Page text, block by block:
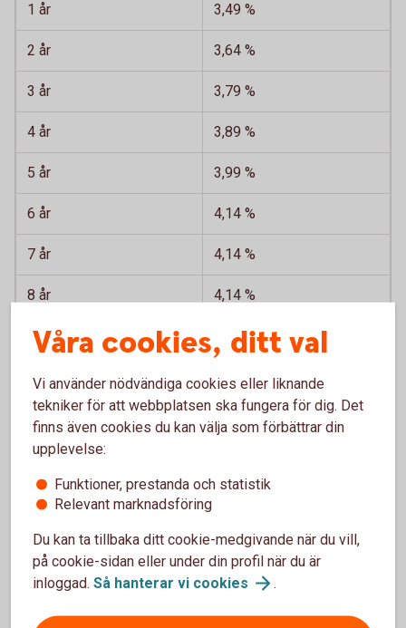
1 år 3,49 %
2 år 3,64 %
3 år 3,79 %
4 år 3,89 %
5 år 3,99 %
6 år 4,14 %
7 år 4,14 %
8 år 4,14 %
9 år 4,14 %
10 år 4,19 %
Banklån*
* Till exempel "topplån". Bolån i Sparbanken Lidköping, inte i
Swedbank Hypotek.
Historiska Räntor Jordbrukskredit 1999-2011 (xlsx)
Våra cookies, ditt val
Vi använder nödvändiga cookies eller liknande
tekniker för att webbplatsen ska fungera för dig. Det
finns även cookies du kan välja som förbättrar din
upplevelse:
Funktioner, prestanda och statistik
Relevant marknadsföring
Du kan ta tillbaka ditt cookie-medgivande när du vill,
på cookie-sidan eller under din profil när du är
inloggad. Så hanterar vi cookies .